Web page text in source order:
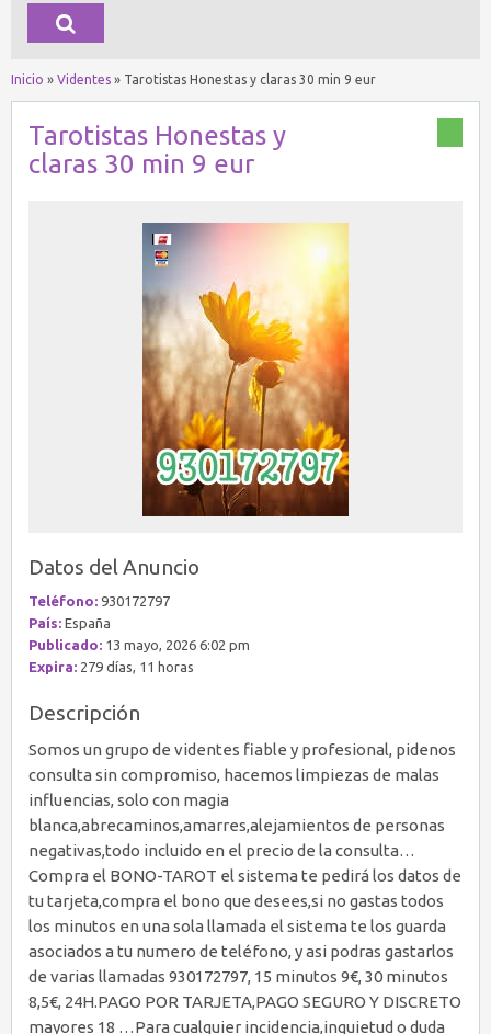
Inicio » Videntes » Tarotistas Honestas y claras 30 min 9 eur
Tarotistas Honestas y
claras 30 min 9 eur
Datos del Anuncio
Teléfono: 930172797
País: España
Publicado: 13 mayo, 2026 6:02 pm
Expira: 279 días, 11 horas
Descripción
Somos un grupo de videntes fiable y profesional, pidenos
consulta sin compromiso, hacemos limpiezas de malas
influencias, solo con magia
blanca,abrecaminos,amarres,alejamientos de personas
negativas,todo incluido en el precio de la consulta…
Compra el BONO-TAROT el sistema te pedirá los datos de
tu tarjeta,compra el bono que desees,si no gastas todos
los minutos en una sola llamada el sistema te los guarda
asociados a tu numero de teléfono, y asi podras gastarlos
de varias llamadas 930172797, 15 minutos 9€, 30 minutos
8,5€, 24H.PAGO POR TARJETA,PAGO SEGURO Y DISCRETO
mayores 18 …Para cualquier incidencia,inquietud o duda